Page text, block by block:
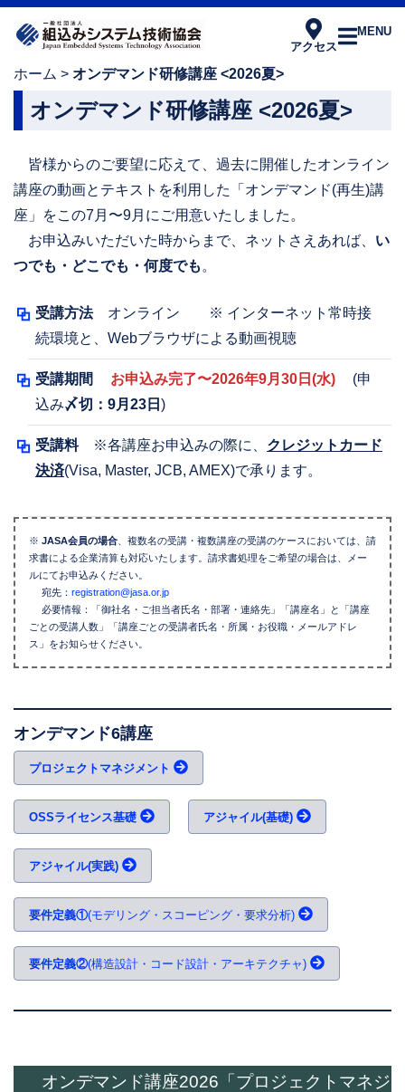
アクセス
MENU
ホーム > オンデマンド研修講座 <2026夏>
オンデマンド研修講座 <2026夏>
皆様からのご要望に応えて、過去に開催したオンライン
講座の動画とテキストを利用した「オンデマンド(再生)講
座」をこの7月〜9月にご用意いたしました。
お申込みいただいた時からまで、ネットさえあれば、 い
つでも・どこでも・何度でも 。
受講方法オンライン ※ インターネット常時接
続環境と、Webブラウザによる動画視聴
受講期間 お申込み完了〜2026年9月30日(水)
(申
込み〆切：9月23日 )
受講料※各講座お申込みの際に、 クレジットカード
決済(Visa, Master, JCB, AMEX)で承ります。
※ JASA会員の場合 、複数名の受講・複数講座の受講のケースにおいては、請
求書による企業清算も対応いたします。請求書処理をご希望の場合は、メー
ルにてお申込みください。
宛先： registration@jasa.or.jp
必要情報：「御社名・ご担当者氏名・部署・連絡先」「講座名」と「講座
ごとの受講人数」「講座ごとの受講者氏名・所属・お役職・メールアドレ
ス」をお知らせください。
オンデマンド6講座
プロジェクトマネジメント
OSSライセンス基礎 アジャイル(基礎)
アジャイル(実践)
要件定義①(モデリング・スコーピング・要求分析)
要件定義②(構造設計・コード設計・アーキテクチャ)
オンデマンド講座2026「プロジェクトマネジ